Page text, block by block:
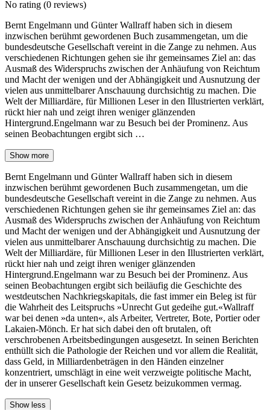
No rating (0 reviews)
Bernt Engelmann und Günter Wallraff haben sich in diesem
inzwischen berühmt gewordenen Buch zusammengetan, um die
bundesdeutsche Gesellschaft vereint in die Zange zu nehmen. Aus
verschiedenen Richtungen gehen sie ihr gemeinsames Ziel an: das
Ausmaß des Widerspruchs zwischen der Anhäufung von Reichtum
und Macht der wenigen und der Abhängigkeit und Ausnutzung der
vielen aus unmittelbarer Anschauung durchsichtig zu machen. Die
Welt der Milliardäre, für Millionen Leser in den Illustrierten verklärt,
rückt hier nah und zeigt ihren weniger glänzenden
Hintergrund.Engelmann war zu Besuch bei der Prominenz. Aus
seinen Beobachtungen ergibt sich …
Show more
Bernt Engelmann und Günter Wallraff haben sich in diesem
inzwischen berühmt gewordenen Buch zusammengetan, um die
bundesdeutsche Gesellschaft vereint in die Zange zu nehmen. Aus
verschiedenen Richtungen gehen sie ihr gemeinsames Ziel an: das
Ausmaß des Widerspruchs zwischen der Anhäufung von Reichtum
und Macht der wenigen und der Abhängigkeit und Ausnutzung der
vielen aus unmittelbarer Anschauung durchsichtig zu machen. Die
Welt der Milliardäre, für Millionen Leser in den Illustrierten verklärt,
rückt hier nah und zeigt ihren weniger glänzenden
Hintergrund.Engelmann war zu Besuch bei der Prominenz. Aus
seinen Beobachtungen ergibt sich beiläufig die Geschichte des
westdeutschen Nachkriegskapitals, die fast immer ein Beleg ist für
die Wahrheit des Leitspruchs »Unrecht Gut gedeihe gut.«Wallraff
war bei denen »da unten«, als Arbeiter, Vertreter, Bote, Portier oder
Lakaien-Mönch. Er hat sich dabei den oft brutalen, oft
verschrobenen Arbeitsbedingungen ausgesetzt. In seinen Berichten
enthüllt sich die Pathologie der Reichen und vor allem die Realität,
dass Geld, in Milliardenbeträgen in den Händen einzelner
konzentriert, umschlägt in eine weit verzweigte politische Macht,
der in unserer Gesellschaft kein Gesetz beizukommen vermag.
Show less